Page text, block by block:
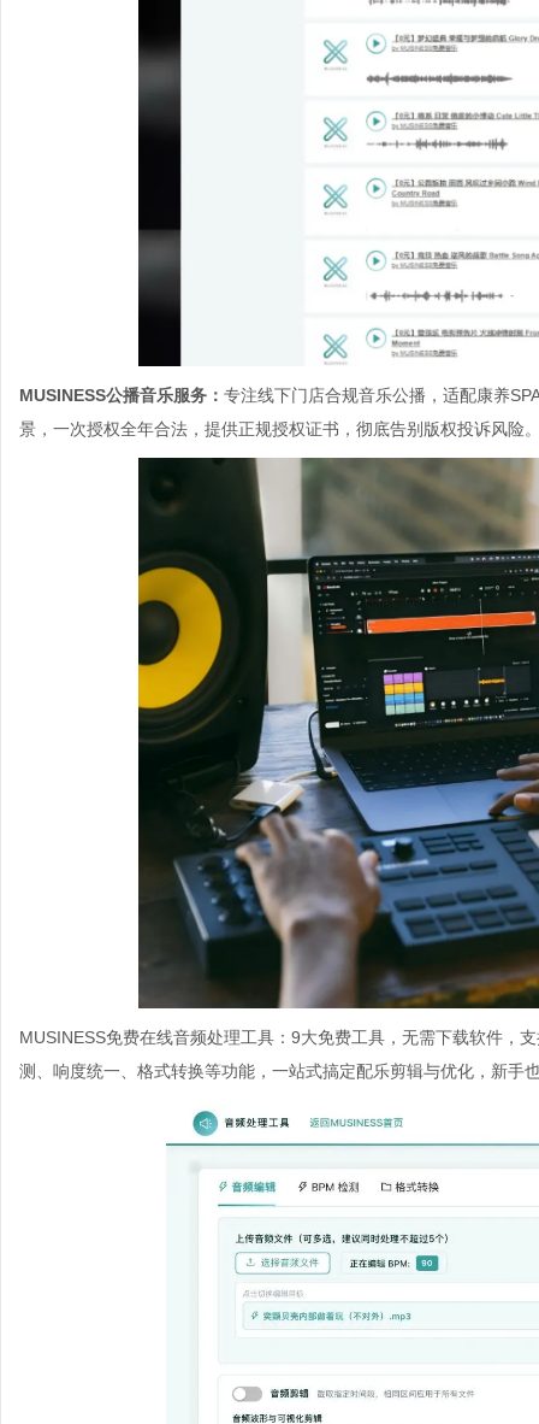
MUSINESS公播音乐服务： 专注线下门店合规音乐公播，适配康养
景，一次授权全年合法，提供正规授权证书，彻底告别版权投诉风险
MUSINESS免费在线音频处理工具：9大免费工具，无需下载软件，
测、响度统一、格式转换等功能，一站式搞定配乐剪辑与优化，新手